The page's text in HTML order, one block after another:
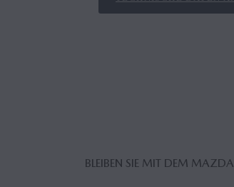
BLEIBEN SIE MIT DEM